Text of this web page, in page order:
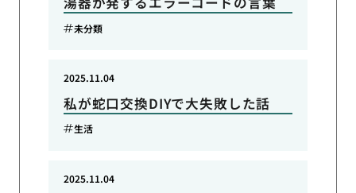
未分類
私が蛇口交換DIYで大失敗した話
2025.11.04
生活
2025.11.04